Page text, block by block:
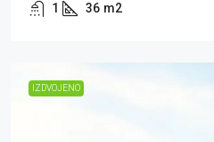
1 36 m2
IZDVOJENO